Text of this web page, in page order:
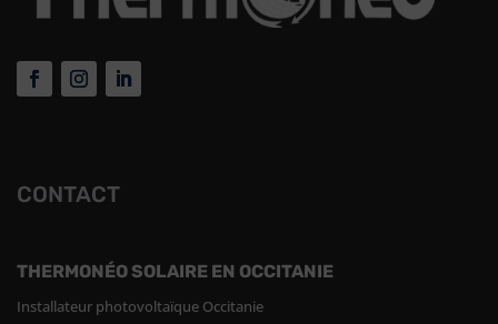
CONTACT
THERMONÉO SOLAIRE EN OCCITANIE
Installateur photovoltaïque Occitanie